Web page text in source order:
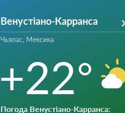
Венустіано-Карранса
Чьяпас, Мексика
+22°
Погода Венустіано-Карранса: